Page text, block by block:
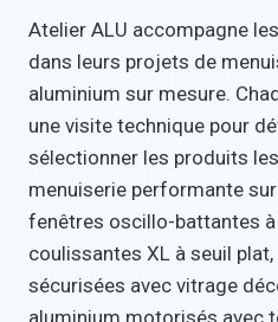
Atelier ALU accompagne
dans leurs projets de
aluminium sur mesure.
une visite technique pour
sélectionner les produits
menuiserie performante
fenêtres oscillo-battantes
coulissantes XL à seuil plat,
sécurisées avec vitrage
aluminium motorisés avec